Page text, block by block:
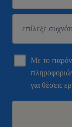
Με το
για θέσεις